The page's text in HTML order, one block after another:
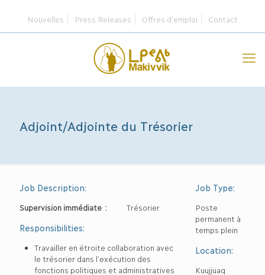
Nouvelles Press Releases Offres d’emploi Contact
Adjoint/Adjointe du Trésorier
Job Description:
Supervision immédiate : Trésorier
Responsibilities:
Travailler en étroite collaboration avec
le trésorier dans l’exécution des
fonctions politiques et administratives
Job Type:
Poste
permanent à
temps plein
Location:
Kuujjuaq